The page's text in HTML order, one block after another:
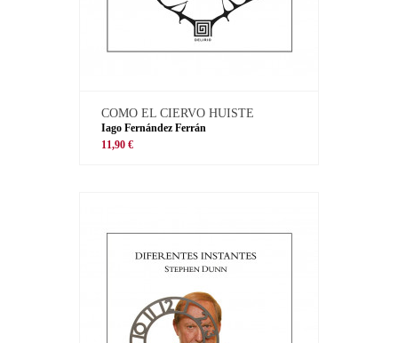
COMO EL CIERVO HUISTE
Iago Fernández Ferrán
11,90 €